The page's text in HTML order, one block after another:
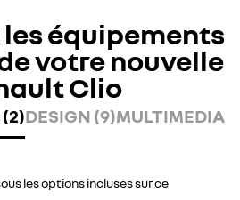
équipements
votre nouvelle
Clio
DESIGN (9)MULTIMEDIA
les options incluses sur ce